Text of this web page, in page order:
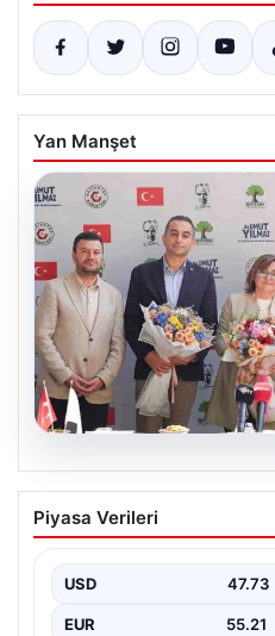
Yan Manşet
09.08.2026
Gaziantep Basketbol
Belediyesi’nin
eden Gaziantep Basketbol
önemli bir değişiklik…
Piyasa Verileri
USD 47.73
EUR 55.21